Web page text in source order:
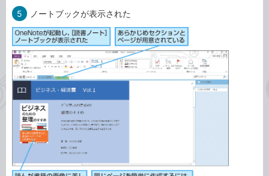
5 ノートブックが表示された